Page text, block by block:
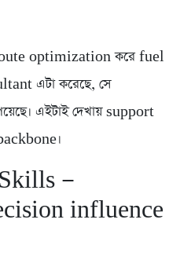
optimization করে fuel
এটা করেছে, সে
এইটাই দেখায় support
—
influence